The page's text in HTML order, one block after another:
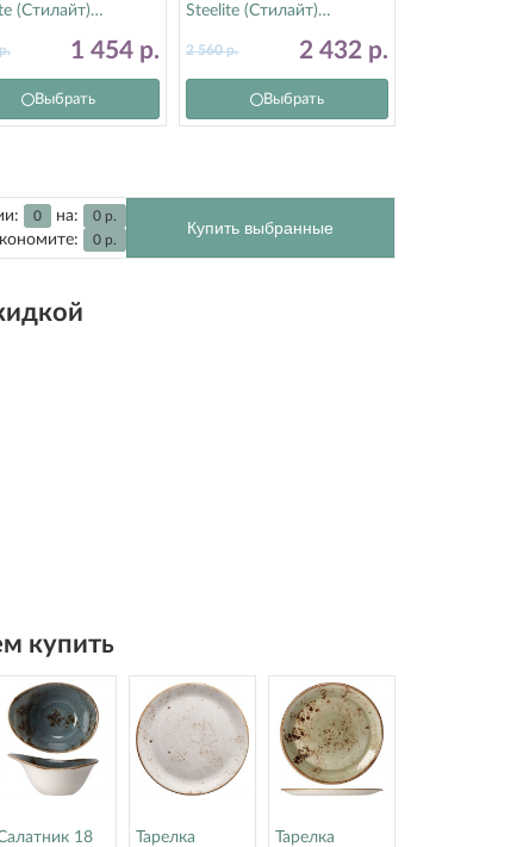
(Стилайт)
1 454 р.
Выбрать
Steelite (Стилайт)
2 432 р.
2 560р.
Выбрать
0 на: 0 р.
0 р.
Купить выбранные
купить
18
Тарелка
Тарелка